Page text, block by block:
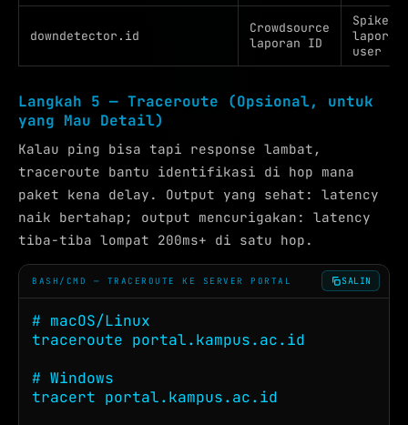
downdetector.id
Crowdsource
laporan ID
Spike
laporan
user
Langkah 5 — Traceroute (Opsional, untuk
yang Mau Detail)
Kalau ping bisa tapi response lambat,
traceroute bantu identifikasi di hop mana
paket kena delay. Output yang sehat: latency
naik bertahap; output mencurigakan: latency
tiba-tiba lompat 200ms+ di satu hop.
BASH/CMD — TRACEROUTE KE SERVER PORTAL SALIN
# macOS/Linux
traceroute portal.kampus.ac.id
# Windows
tracert portal.kampus.ac.id